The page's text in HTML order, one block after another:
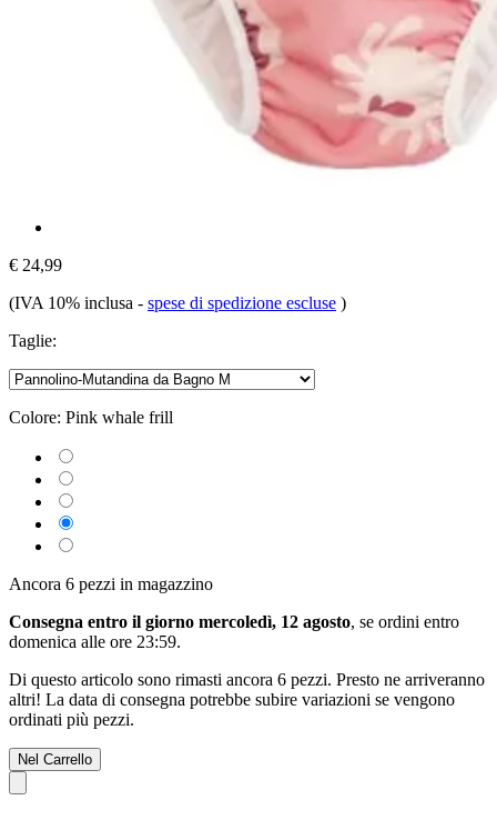
€ 24,99
(IVA 10% inclusa - spese di spedizione escluse )
Taglie:
Colore: Pink whale frill
Ancora 6 pezzi in magazzino
Consegna entro il giorno mercoledì, 12 agosto, se ordini entro
domenica alle ore 23:59.
Di questo articolo sono rimasti ancora 6 pezzi. Presto ne arriveranno
altri! La data di consegna potrebbe subire variazioni se vengono
ordinati più pezzi.
Nel Carrello